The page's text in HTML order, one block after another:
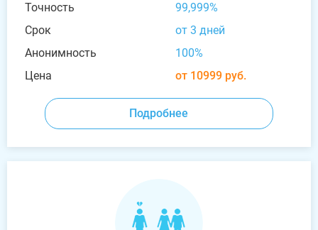
Точность
99,999%
Срок
от 3 дней
Анонимность
100%
Цена
от 10999 руб.
Подробнее